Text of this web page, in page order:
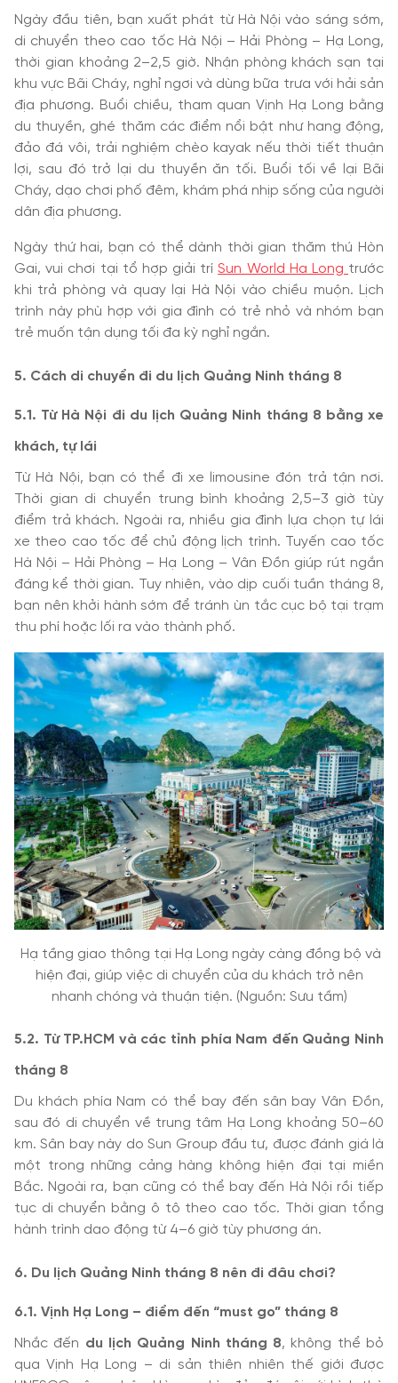
Ngày đầu tiên, bạn xuất phát từ Hà Nội vào sáng sớm,
di chuyển theo cao tốc Hà Nội – Hải Phòng – Hạ Long,
thời gian khoảng 2–2,5 giờ. Nhận phòng khách sạn tại
khu vực Bãi Cháy, nghỉ ngơi và dùng bữa trưa với hải sản
địa phương. Buổi chiều, tham quan Vịnh Hạ Long bằng
du thuyền, ghé thăm các điểm nổi bật như hang động,
đảo đá vôi, trải nghiệm chèo kayak nếu thời tiết thuận
lợi, sau đó trở lại du thuyền ăn tối. Buổi tối về lại Bãi
Cháy, dạo chơi phố đêm, khám phá nhịp sống của người
dân địa phương.
Ngày thứ hai, bạn có thể dành thời gian thăm thú Hòn
Gai, vui chơi tại tổ hợp giải tríSun World Ha Long trước
khi trả phòng và quay lại Hà Nội vào chiều muộn. Lịch
trình này phù hợp với gia đình có trẻ nhỏ và nhóm bạn
trẻ muốn tận dụng tối đa kỳ nghỉ ngắn.
5. Cách di chuyển đi du lịch Quảng Ninh tháng 8
5.1. Từ Hà Nội đi du lịch Quảng Ninh tháng 8 bằng xe
khách, tự lái
Từ Hà Nội, bạn có thể đi xe limousine đón trả tận nơi.
Thời gian di chuyển trung bình khoảng 2,5–3 giờ tùy
điểm trả khách. Ngoài ra, nhiều gia đình lựa chọn tự lái
xe theo cao tốc để chủ động lịch trình. Tuyến cao tốc
Hà Nội – Hải Phòng – Hạ Long – Vân Đồn giúp rút ngắn
đáng kể thời gian. Tuy nhiên, vào dịp cuối tuần tháng 8,
bạn nên khởi hành sớm để tránh ùn tắc cục bộ tại trạm
thu phí hoặc lối ra vào thành phố.
Hạ tầng giao thông tại Hạ Long ngày càng đồng bộ và
hiện đại, giúp việc di chuyển của du khách trở nên
nhanh chóng và thuận tiện. (Nguồn: Sưu tầm)
5.2. Từ TP.HCM và các tỉnh phía Nam đến Quảng Ninh
tháng 8
Du khách phía Nam có thể bay đến sân bay Vân Đồn,
sau đó di chuyển về trung tâm Hạ Long khoảng 50–60
km. Sân bay này do Sun Group đầu tư, được đánh giá là
một trong những cảng hàng không hiện đại tại miền
Bắc. Ngoài ra, bạn cũng có thể bay đến Hà Nội rồi tiếp
tục di chuyển bằng ô tô theo cao tốc. Thời gian tổng
hành trình dao động từ 4–6 giờ tùy phương án.
6. Du lịch Quảng Ninh tháng 8 nên đi đâu chơi?
6.1. Vịnh Hạ Long – điểm đến “must go” tháng 8
Nhắc đến du lịch Quảng Ninh tháng 8, không thể bỏ
qua Vịnh Hạ Long – di sản thiên nhiên thế giới được